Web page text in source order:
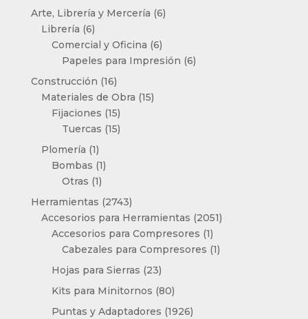
productos
Arte, Librería y Mercería 66
Librería 66
productos
Comercial y Oficina 66
productos
Papeles para Impresión 66
Construcción 1616
productos
Materiales de Obra 1515
Fijaciones 1515
productos
Tuercas 1515
Plomería 11
producto
Bombas 11
Otras 11
producto
Herramientas 27432743
productos
Accesorios para Herramientas 20512051
Accesorios para Compresores 11
producto
Cabezales para Compresores 11
Hojas para Sierras 2323
productos
Kits para Minitornos 8080
productos
Puntas y Adaptadores 19261926